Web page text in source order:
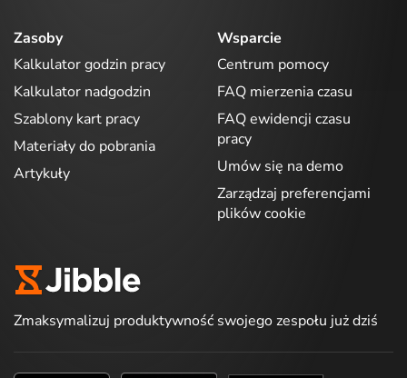
Zasoby
Kalkulator godzin pracy
Kalkulator nadgodzin
Szablony kart pracy
Materiały do pobrania
Artykuły
Wsparcie
Centrum pomocy
FAQ mierzenia czasu
FAQ ewidencji czasu
pracy
Umów się na demo
Zarządzaj preferencjami
plików cookie
Zmaksymalizuj produktywność swojego zespołu już dziś